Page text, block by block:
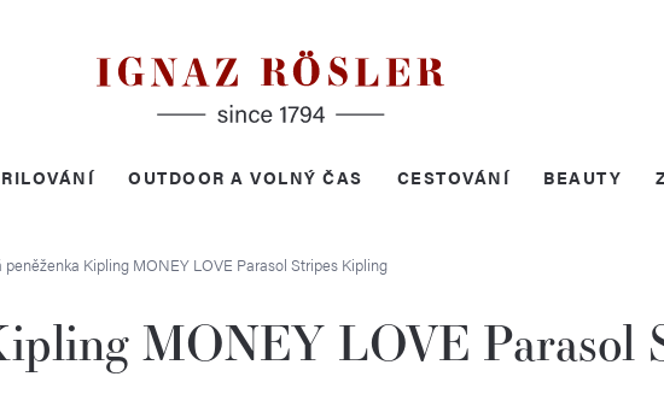
OUTDOOR A VOLNÝ ČAS CESTOVÁNÍ BEAUTY
peněženka Kipling MONEY LOVE Parasol Stripes Kipling
MONEY LOVE Parasol